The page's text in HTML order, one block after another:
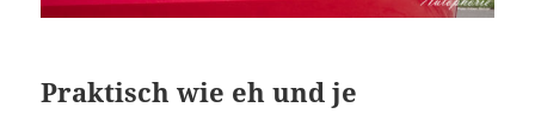
Praktisch wie eh und je